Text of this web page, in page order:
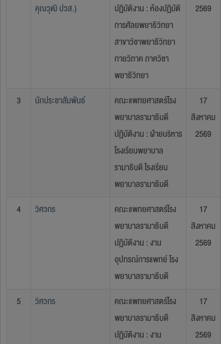
คุณวุฒิ ปวส.)
ปฏิบัติงาน : ห้องปฏิบัติ
การศัลยพยาธิวิทยา
สาขาวิชาพยาธิวิทยา
กายวิภาค ภาควิชา
พยาธิวิทยา
2569
3 นักประชาสัมพันธ์
คณะแพทยศาสตร์โรง
พยาบาลรามาธิบดี
ปฏิบัติงาน : ฝ่ายบริหาร
โรงเรียนพยาบาล
รามาธิบดี โรงเรียน
พยาบาลรามาธิบดี
17
สิงหาคม
2569
4 วิศวกร
คณะแพทยศาสตร์โรง
พยาบาลรามาธิบดี
ปฏิบัติงาน : งาน
อุปกรณ์การแพทย์ โรง
พยาบาลรามาธิบดี
17
สิงหาคม
2569
5 วิศวกร
คณะแพทยศาสตร์โรง
พยาบาลรามาธิบดี
ปฏิบัติงาน : งาน
17
สิงหาคม
2569